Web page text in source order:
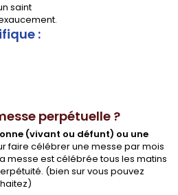
saint
:
perpétuelle ?
(vivant ou défunt) ou une
faire célébrer une messe par mois
messe est célébrée tous les matins
(bien sur vous pouvez